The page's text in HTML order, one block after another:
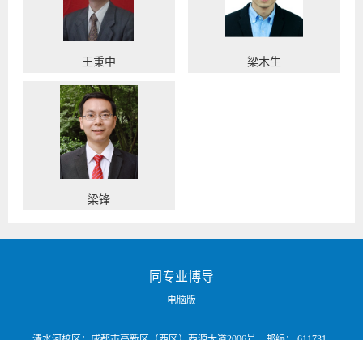
王秉中 梁木生
梁锋
同专业博导
电脑版